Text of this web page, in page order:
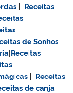
Receitas
de Sonhos
Receitas
Receitas
de canja